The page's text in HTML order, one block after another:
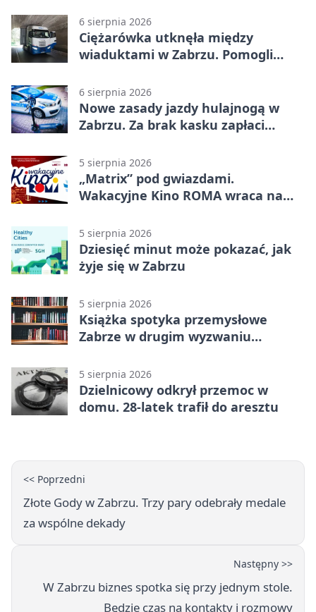
6 sierpnia 2026
Ciężarówka utknęła między
wiaduktami w Zabrzu. Pomogli
6 sierpnia 2026
Nowe zasady jazdy hulajnogą w
Zabrzu. Za brak kasku zapłaci
5 sierpnia 2026
„Matrix” pod gwiazdami.
Wakacyjne Kino ROMA wraca na
5 sierpnia 2026
Dziesięć minut może pokazać, jak
żyje się w Zabrzu
5 sierpnia 2026
Książka spotyka przemysłowe
Zabrze w drugim wyzwaniu
5 sierpnia 2026
Dzielnicowy odkrył przemoc w
domu. 28-latek trafił do aresztu
<< Poprzedni
Złote Gody w Zabrzu. Trzy pary odebrały medale
za wspólne dekady
Następny >>
W Zabrzu biznes spotka się przy jednym stole.
Będzie czas na kontakty i rozmowy